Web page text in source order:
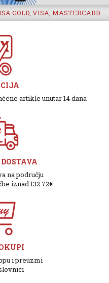
GOLD, VISA, MASTERCARD
artikle unutar 14 dana
na području
iznad 132.72€
i preuzmi